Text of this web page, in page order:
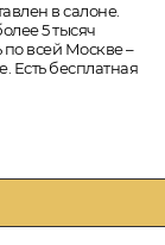
в салоне.
5 тысяч
всей Москве –
Есть бесплатная